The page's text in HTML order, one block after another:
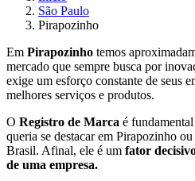
São Paulo
Pirapozinho
Em Pirapozinho temos
mercado que sempre busca por
exige um esforço constante de seus
melhores serviços e produtos.
O Registro de Marca é
queria se destacar em Pirapozinho
Brasil. Afinal, ele é um fator
de uma empresa.